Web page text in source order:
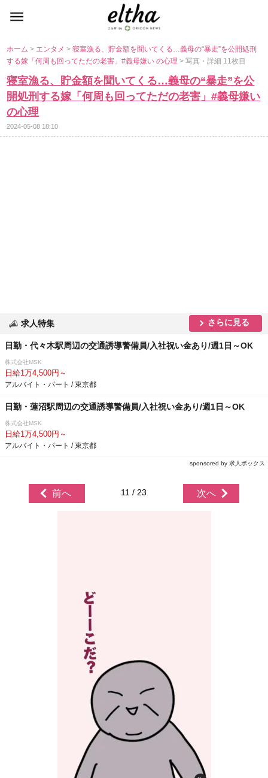
ホーム> エンタメ>寝室漁る、貯金額を聞いてくる…義母の“暴走”を公開処刑
する嫁「何周も回ってただの老害」#義母嫌い の心理> 写真・詳細 11枚目
寝室漁る、貯金額を聞いてくる…義母の“暴走”を公
開処刑する嫁「何周も回ってただの老害」#義母嫌い
の心理
2024-05-08 18:10
求人特集 さらに見る
日勤・代々木駅周辺の交通誘導警備員/入社祝い金あり/週1日～OK
株式会社MSK
日給1万4,500円～
アルバイト・パート / 東京都
日勤・蓮沼駅周辺の交通誘導警備員/入社祝い金あり/週1日～OK
株式会社MSK
日給1万4,500円～
アルバイト・パート / 東京都
sponsored by 求人ボックス
前へ 11 / 23 次へ